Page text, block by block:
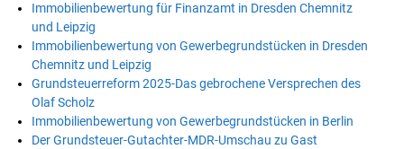
Immobilienbewertung für Finanzamt in Dresden Chemnitz
und Leipzig
Immobilienbewertung von Gewerbegrundstücken in Dresden
Chemnitz und Leipzig
Grundsteuerreform 2025-Das gebrochene Versprechen des
Olaf Scholz
Immobilienbewertung von Gewerbegrundstücken in Berlin
Der Grundsteuer-Gutachter-MDR-Umschau zu Gast